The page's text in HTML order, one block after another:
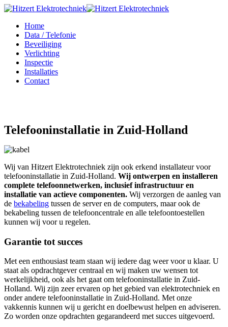
Home
Data / Telefonie
Beveiliging
Verlichting
Inspectie
Installaties
Contact
Telefooninstallatie in Zuid-Holland
Wij van Hitzert Elektrotechniek zijn ook erkend installateur voor
telefooninstallatie in Zuid-Holland. Wij ontwerpen en installeren
complete telefoonnetwerken, inclusief infrastructuur en
installatie van actieve componenten. Wij verzorgen de aanleg van
de bekabeling tussen de server en de computers, maar ook de
bekabeling tussen de telefooncentrale en alle telefoontoestellen
kunnen wij voor u regelen.
Garantie tot succes
Met een enthousiast team staan wij iedere dag weer voor u klaar. U
staat als opdrachtgever centraal en wij maken uw wensen tot
werkelijkheid, ook als het gaat om telefooninstallatie in Zuid-
Holland. Wij zijn zeer ervaren op het gebied van elektrotechniek en
onder andere telefooninstallatie in Zuid-Holland. Met onze
vakkennis kunnen wij u gericht en doelbewust helpen en adviseren.
Zo worden onze opdrachten gegarandeerd met succes uitgevoerd.